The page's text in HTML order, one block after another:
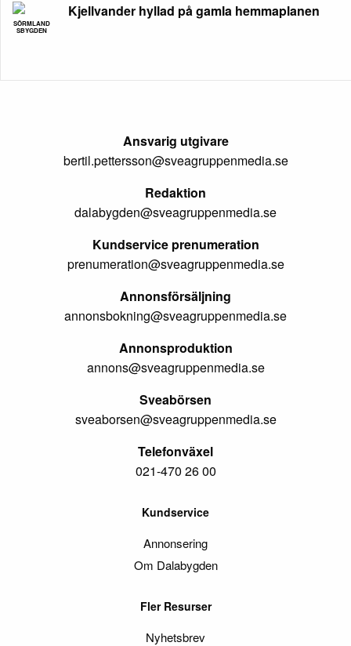
SÖRMLAND
SBYGDEN
Kjellvander hyllad på gamla hemmaplanen
Ansvarig utgivare
bertil.pettersson@sveagruppenmedia.se
Redaktion
dalabygden@sveagruppenmedia.se
Kundservice prenumeration
prenumeration@sveagruppenmedia.se
Annonsförsäljning
annonsbokning@sveagruppenmedia.se
Annonsproduktion
annons@sveagruppenmedia.se
Sveabörsen
sveaborsen@sveagruppenmedia.se
Telefonväxel
021-470 26 00
Kundservice
Annonsering
Om Dalabygden
Fler Resurser
Nyhetsbrev